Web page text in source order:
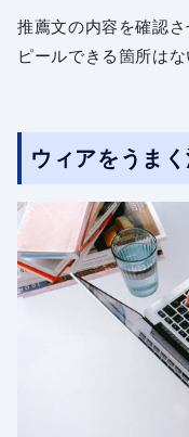
推薦文の内容を確認
ピールできる箇所は
ウィアをうま